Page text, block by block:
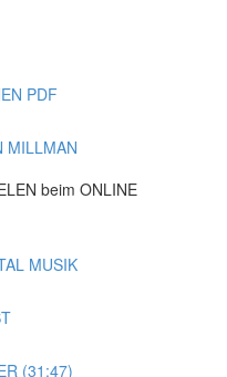
PDF
MILLMAN
beim ONLINE
MUSIK
(31:47)